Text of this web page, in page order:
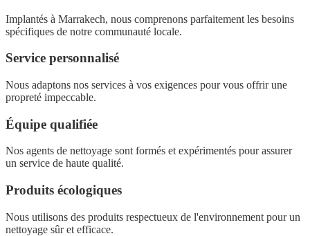
Implantés à Marrakech, nous comprenons parfaitement les besoins
spécifiques de notre communauté locale.
Service personnalisé
Nous adaptons nos services à vos exigences pour vous offrir une
propreté impeccable.
Équipe qualifiée
Nos agents de nettoyage sont formés et expérimentés pour assurer
un service de haute qualité.
Produits écologiques
Nous utilisons des produits respectueux de l'environnement pour un
nettoyage sûr et efficace.